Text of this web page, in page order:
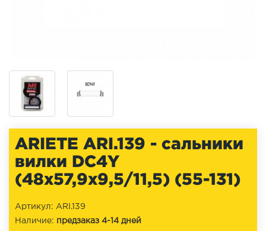
ARIETE ARI.139 - сальники
вилки DC4Y
(48x57,9x9,5/11,5) (55-131)
Артикул: ARI.139
Наличие: предзаказ 4-14 дней